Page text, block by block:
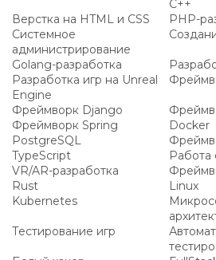
C++
Верстка на HTML и CSS
PHP-
Системное
администрирование
Golang-разработка
Разработка игр на Unreal
Engine
Фреймворк Django
Фреймворк Spring
Docker
PostgreSQL
TypeScript
Работа
VR/AR-разработка
Rust
Linux
Kubernetes
Тестирование игр